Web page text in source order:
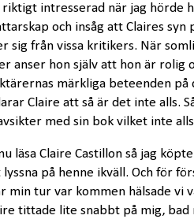
riktigt intresserad när jag hörde
och insåg att Claires syn
sig från vissa kritikers. När
anser hon själv att hon är rolig
märkliga beteenden
Claire att så är det inte alls.
med sin bok vilket inte
läsa Claire Castillon så jag
på henne ikväll. Och för
min tur var kommen hälsade vi
tittade lite snabbt på mig, bad